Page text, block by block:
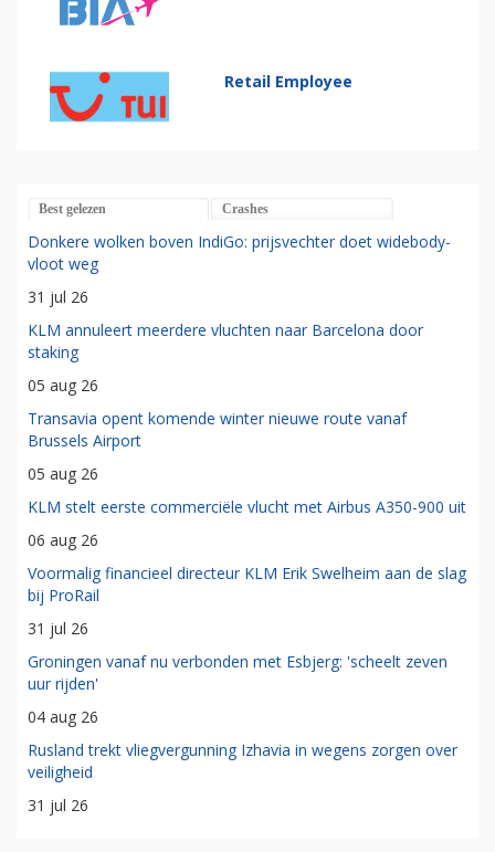
Retail Employee
Best gelezen Crashes
Donkere wolken boven IndiGo: prijsvechter doet widebody-
vloot weg
31 jul 26
KLM annuleert meerdere vluchten naar Barcelona door
staking
05 aug 26
Transavia opent komende winter nieuwe route vanaf
Brussels Airport
05 aug 26
KLM stelt eerste commerciële vlucht met Airbus A350-900 uit
06 aug 26
Voormalig financieel directeur KLM Erik Swelheim aan de slag
bij ProRail
31 jul 26
Groningen vanaf nu verbonden met Esbjerg: 'scheelt zeven
uur rijden'
04 aug 26
Rusland trekt vliegvergunning Izhavia in wegens zorgen over
veiligheid
31 jul 26